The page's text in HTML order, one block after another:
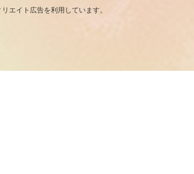
用しています。